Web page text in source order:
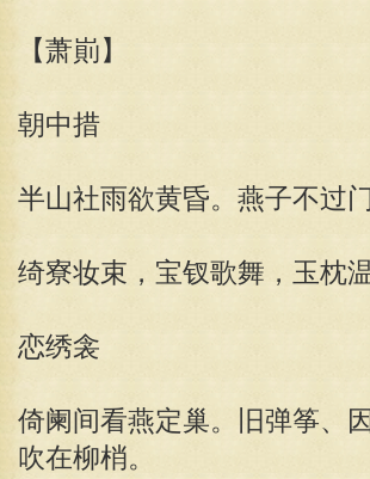
【萧崱】
朝中措
半山社雨欲黄昏。燕子不过
绮寮妆束，宝钗歌舞，玉枕
恋绣衾
倚阑间看燕定巢。旧弹筝、
吹在柳梢。